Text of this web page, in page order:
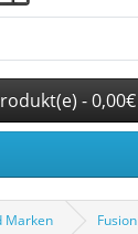
- 0,00€
Marken Fusion